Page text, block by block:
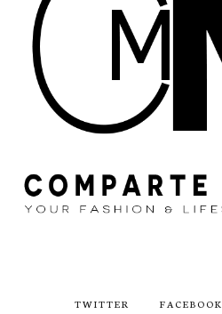
TWITTER FACEBOOK